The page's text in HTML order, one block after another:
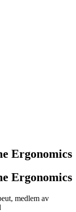
Ergonomics
Ergonomics
medlem av